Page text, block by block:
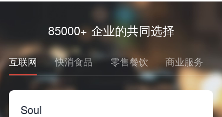
85000+ 企业的共同选择
互联网 快消食品 零售餐饮 商业服务
Soul